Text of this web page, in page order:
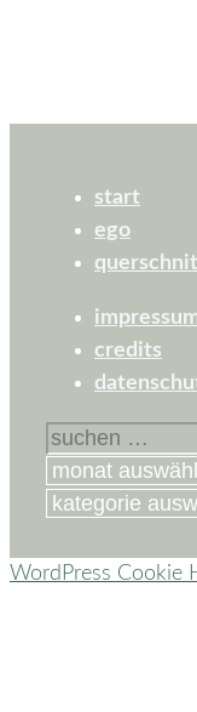
start
ego
credits
suchen
nach:
kategorien
WordPress Cookie